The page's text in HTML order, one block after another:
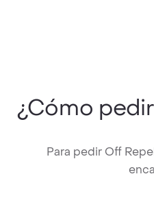
¿Cómo pedir
Para pedir Off